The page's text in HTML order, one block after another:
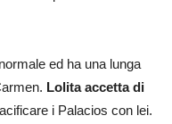
ed ha una lunga
Lolita accetta di
i Palacios con lei.